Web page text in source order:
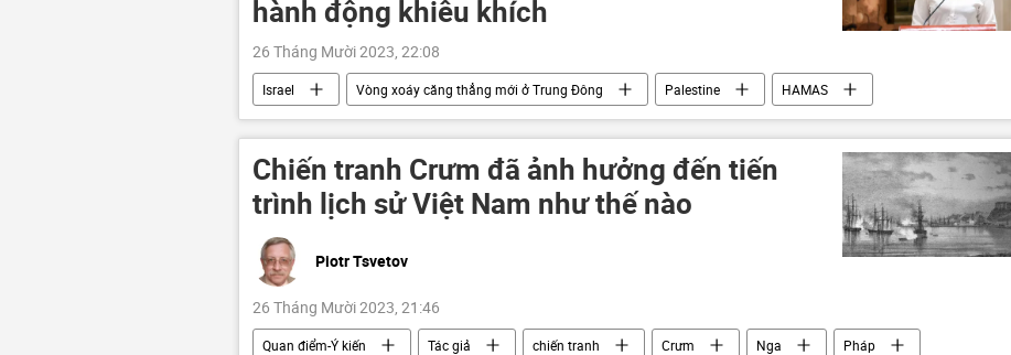
hành động khiêu khích
26 Tháng Mười 2023, 22:08
Israel Vòng xoáy căng thẳng mới ở Trung Đông Palestine
HAMAS
Bộ Ngoại giao Nga
Hoa Kỳ hệ thống phòng không
xung đột quân sự
Nga
Thế giới
Chiến tranh Crưm đã ảnh hưởng đến tiến
trình lịch sử Việt Nam như thế nào
Piotr Tsvetov
26 Tháng Mười 2023, 21:46
Quan điểm-Ý kiến Tác giả chiến tranh Crưm Nga
Pháp